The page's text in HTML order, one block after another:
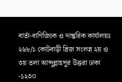
বার্তা-বাণিজ্যিক ও দাপ্তরিক কার্যালয়ঃ
২৬৮/১ কোটবাড়ী ব্রিজ সংলগ্ন ২য় ও
৩য় তলা আব্দুল্লাহপুর উত্তরা ঢাকা
-১২৩০